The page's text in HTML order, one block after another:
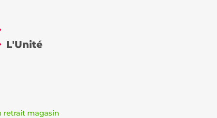
L'Unité
retrait magasin